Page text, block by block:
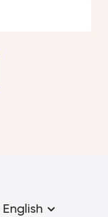
English